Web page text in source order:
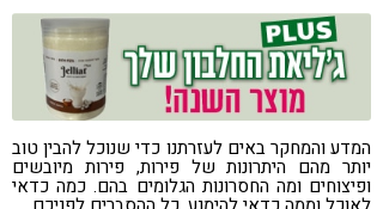
המדע והמחקר באים לעזרתנו כדי שנוכל להבין טוב
יותר מהם היתרונות של פירות, פירות מיובשים
ופיצוחים ומה החסרונות הגלומים בהם. כמה כדאי